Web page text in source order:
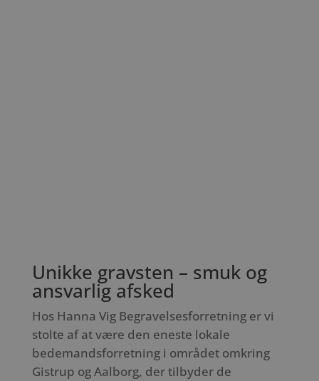
Unikke gravsten – smuk og
ansvarlig afsked
Hos Hanna Vig Begravelsesforretning er vi
stolte af at være den eneste lokale
bedemandsforretning i området omkring
Gistrup og Aalborg, der tilbyder de